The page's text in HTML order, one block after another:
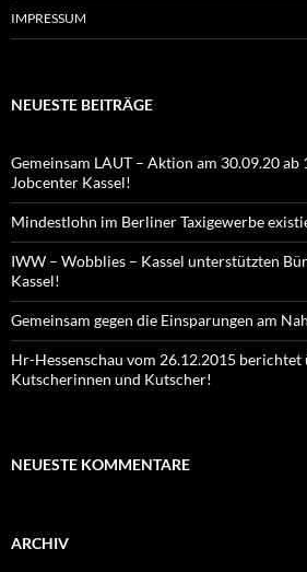
IMPRESSUM
NEUESTE BEITRÄGE
Gemeinsam LAUT – Aktion am 30.09.20 ab
Jobcenter Kassel!
Mindestlohn im Berliner Taxigewerbe
IWW – Wobblies – Kassel unterstützten
Kassel!
Gemeinsam gegen die Einsparungen am
Hr-Hessenschau vom 26.12.2015 berichtet
Kutscherinnen und Kutscher!
NEUESTE KOMMENTARE
ARCHIV